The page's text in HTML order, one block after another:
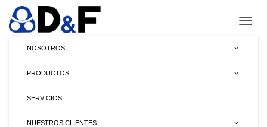
NOSOTROS
PRODUCTOS
SERVICIOS
NUESTROS CLIENTES